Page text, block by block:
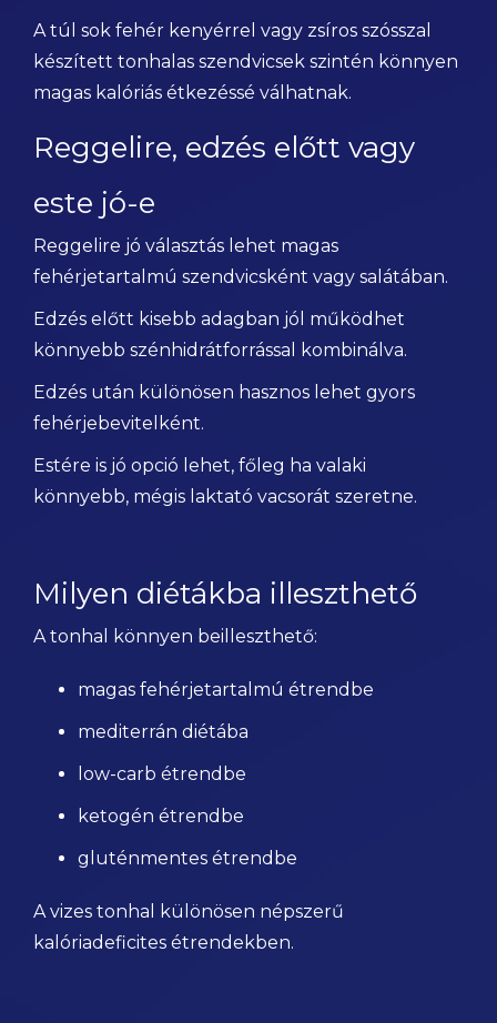
A túl sok fehér kenyérrel vagy zsíros szósszal
készített tonhalas szendvicsek szintén könnyen
magas kalóriás étkezéssé válhatnak.
Reggelire, edzés előtt vagy
este jó-e
Reggelire jó választás lehet magas
fehérjetartalmú szendvicsként vagy salátában.
Edzés előtt kisebb adagban jól működhet
könnyebb szénhidrátforrással kombinálva.
Edzés után különösen hasznos lehet gyors
fehérjebevitelként.
Estére is jó opció lehet, főleg ha valaki
könnyebb, mégis laktató vacsorát szeretne.
Milyen diétákba illeszthető
A tonhal könnyen beilleszthető:
magas fehérjetartalmú étrendbe
mediterrán diétába
low-carb étrendbe
ketogén étrendbe
gluténmentes étrendbe
A vizes tonhal különösen népszerű
kalóriadeficites étrendekben.